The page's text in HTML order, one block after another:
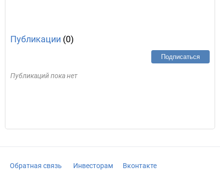
Публикации (0)
Подписаться
Публикаций пока нет
Обратная связь Инвесторам Вконтакте